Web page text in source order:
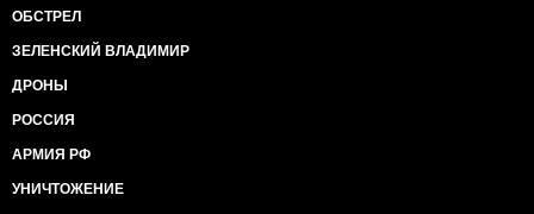
ОБСТРЕЛ
ЗЕЛЕНСКИЙ ВЛАДИМИР
ДРОНЫ
РОССИЯ
АРМИЯ РФ
УНИЧТОЖЕНИЕ